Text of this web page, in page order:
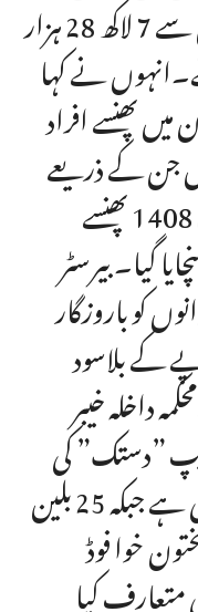
روپے سے زائد پیکج دیا گیا جس سے 7 لاکھ 28 ہزار
نے کہا
پھنسے افراد
جن کے ذریعے
143 ملین روپے کی لاگت سے 1408 پھنسے
گیا۔ بیرسٹر
کو باروزگار
روپے کے بلاسود
داخلہ خیبر
”دستک” کی
بین الاقوامی سطح پر پزیرائی ہوئی ہے جبکہ 25 بلین
خوا فوڈ
کیا